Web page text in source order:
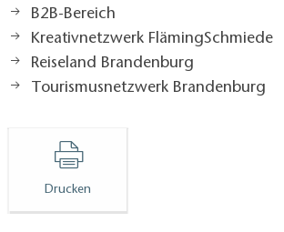
B2B-Bereich
Kreativnetzwerk FlämingSchmiede
Reiseland Brandenburg
Tourismusnetzwerk Brandenburg
Drucken